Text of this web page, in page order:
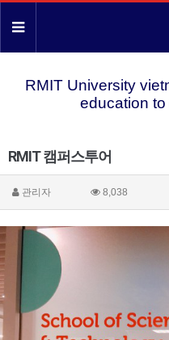
RMIT University
education
RMIT 캠퍼스투어
관리자 8,038